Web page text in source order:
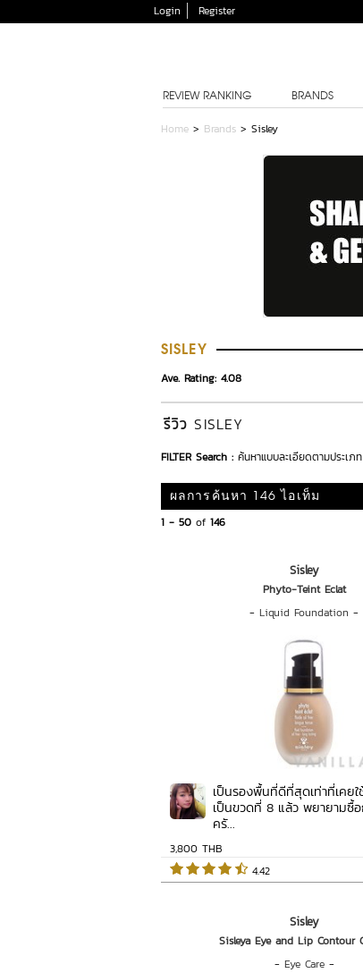
Login Register
REVIEW RANKING BRANDS
Home > Brands > Sisley
SISLEY
Ave. Rating: 4.08
รีวิว SISLEY
FILTER Search : ค้นหาแบบละเอียดตามประเภท
ผลการค้นหา 146 ไอเท็ม
1 - 50 of 146
Sisley
Phyto-Teint Eclat
- Liquid Foundation -
เป็นรองพื้นที่ดีที่สุดเท่าที่เคยใ
เป็นขวดที่ 8 แล้ว พยายามซื้
ครั...
3,800 THB
4.42
Sisley
Sisleya Eye and Lip Contour
- Eye Care-